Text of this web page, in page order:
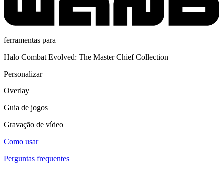
ferramentas para
Halo Combat Evolved: The Master Chief Collection
Personalizar
Overlay
Guia de jogos
Gravação de vídeo
Como usar
Perguntas frequentes